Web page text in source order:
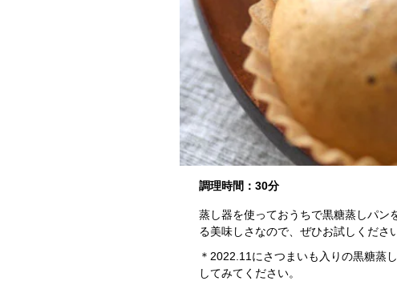
調理時間：30分
蒸し器を使っておうちで黒糖蒸しパン
る美味しさなので、ぜひお試しくださ
＊2022.11にさつまいも入りの黒糖蒸
してみてください。